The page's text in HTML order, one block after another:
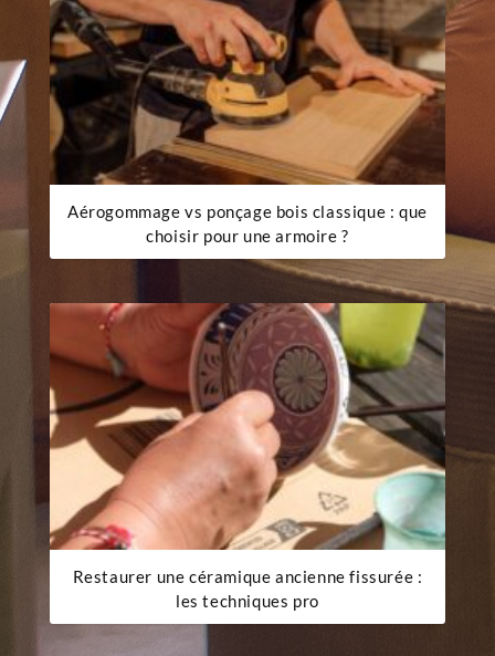
Aérogommage vs ponçage bois classique : que
choisir pour une armoire ?
Restaurer une céramique ancienne fissurée :
les techniques pro